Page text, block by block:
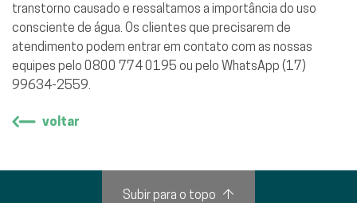
transtorno causado e ressaltamos a importância do uso
consciente de água. Os clientes que precisarem de
atendimento podem entrar em contato com as nossas
equipes pelo 0800 774 0195 ou pelo WhatsApp (17)
99634-2559.
voltar
Subir para o topo ↑